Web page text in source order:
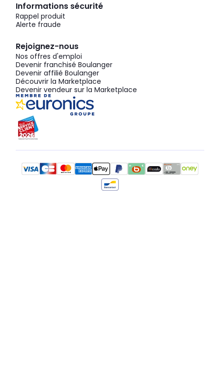
Informations sécurité
Rappel produit
Alerte fraude
Rejoignez-nous
Nos offres d'emploi
Devenir franchisé Boulanger
Devenir affilié Boulanger
Découvrir la Marketplace
Devenir vendeur sur la Marketplace